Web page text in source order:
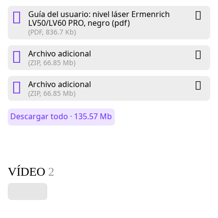
Guía del usuario: nivel láser Ermenrich
LV50/LV60 PRO, negro (pdf)
(PDF, 836.7 Kb)
Archivo adicional
(ZIP, 66.85 Mb)
Archivo adicional
(ZIP, 66.85 Mb)
Descargar todo · 135.57 Mb
VÍDEO 2